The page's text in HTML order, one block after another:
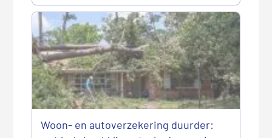
Woon- en autoverzekering duurder: